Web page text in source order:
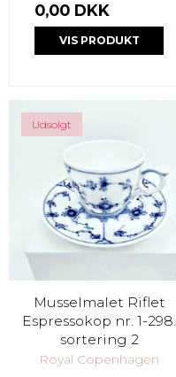
0,00 DKK
VIS PRODUKT
Udsolgt
Musselmalet Riflet
Espressokop nr. 1-298.
sortering 2
Royal Copenhagen